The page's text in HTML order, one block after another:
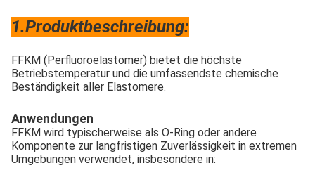
1.Produktbeschreibung:
FFKM (Perfluoroelastomer) bietet die höchste
Betriebstemperatur und die umfassendste chemische
Beständigkeit aller Elastomere.
Anwendungen
FFKM wird typischerweise als O-Ring oder andere
Komponente zur langfristigen Zuverlässigkeit in extremen
Umgebungen verwendet, insbesondere in: